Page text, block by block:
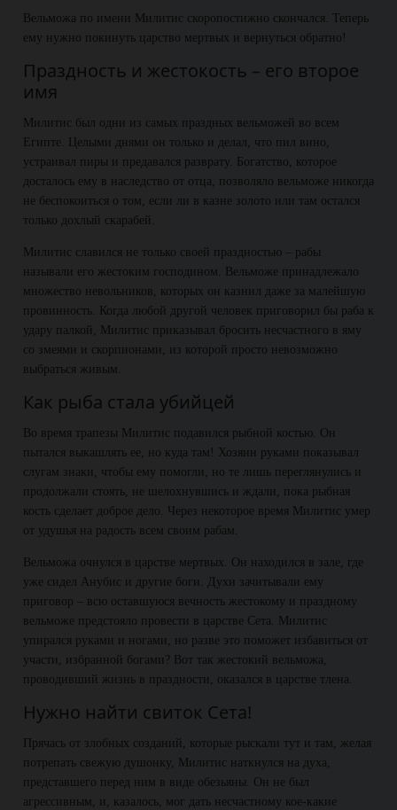
Вельможа по имени Милитис скоропостижно скончался. Теперь
ему нужно покинуть царство мертвых и вернуться обратно!
Праздность и жестокость – его второе
имя
Милитис был одни из самых праздных вельможей во всем
Египте. Целыми днями он только и делал, что пил вино,
устраивал пиры и предавался разврату. Богатство, которое
досталось ему в наследство от отца, позволяло вельможе никогда
не беспокоиться о том, если ли в казне золото или там остался
только дохлый скарабей.
Милитис славился не только своей праздностью – рабы
называли его жестоким господином. Вельможе принадлежало
множество невольников, которых он казнил даже за малейшую
провинность. Когда любой другой человек приговорил бы раба к
удару палкой, Милитис приказывал бросить несчастного в яму
со змеями и скорпионами, из которой просто невозможно
выбраться живым.
Как рыба стала убийцей
Во время трапезы Милитис подавился рыбной костью. Он
пытался выкашлять ее, но куда там! Хозяин руками показывал
слугам знаки, чтобы ему помогли, но те лишь переглянулись и
продолжали стоять, не шелохнувшись и ждали, пока рыбная
кость сделает доброе дело. Через некоторое время Милитис умер
от удушья на радость всем своим рабам.
Вельможа очнулся в царстве мертвых. Он находился в зале, где
уже сидел Анубис и другие боги. Духи зачитывали ему
приговор – всю оставшуюся вечность жестокому и праздному
вельможе предстояло провести в царстве Сета. Милитис
упирался руками и ногами, но разве это поможет избавиться от
участи, избранной богами? Вот так жестокий вельможа,
проводивший жизнь в праздности, оказался в царстве тлена.
Нужно найти свиток Сета!
Прячась от злобных созданий, которые рыскали тут и там, желая
потрепать свежую душонку, Милитис наткнулся на духа,
представшего перед ним в виде обезьяны. Он не был
агрессивным, и, казалось, мог дать несчастному кое-какие